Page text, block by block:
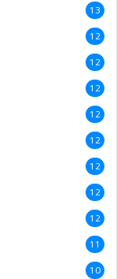
13
12
12
12
12
12
12
12
12
11
10